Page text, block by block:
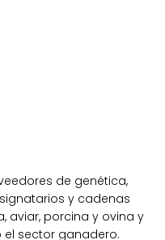
de genética,
y cadenas
aviar, porcina y ovina y
sector ganadero.